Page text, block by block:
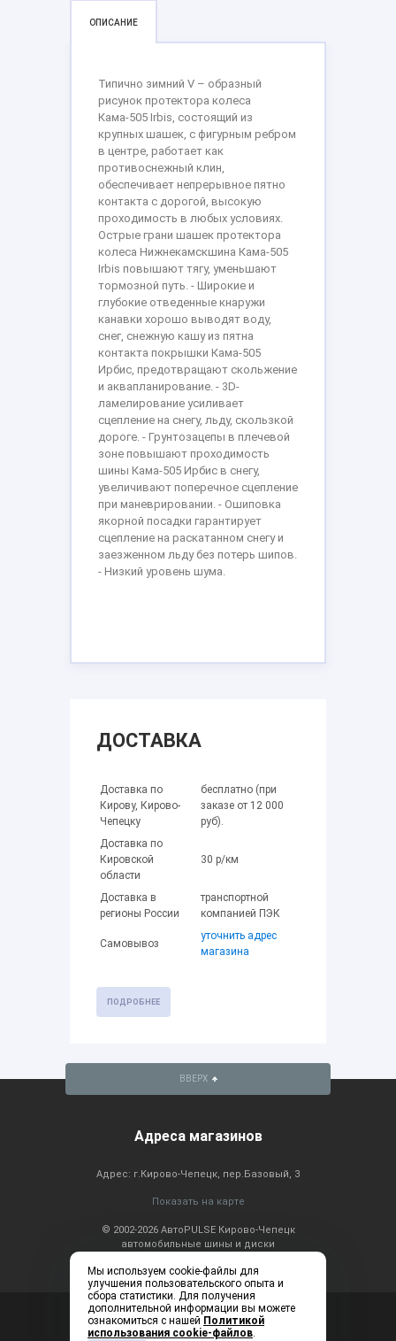
ОПИСАНИЕ
Типично зимний V – образный
рисунок протектора колеса
Кама-505 Irbis, состоящий из
крупных шашек, с фигурным ребром
в центре, работает как
противоснежный клин,
обеспечивает непрерывное пятно
контакта с дорогой, высокую
проходимость в любых условиях.
Острые грани шашек протектора
колеса Нижнекамскшина Кама-505
Irbis повышают тягу, уменьшают
тормозной путь. - Широкие и
глубокие отведенные кнаружи
канавки хорошо выводят воду,
снег, снежную кашу из пятна
контакта покрышки Кама-505
Ирбис, предотвращают скольжение
и аквапланирование. - 3D-
ламелирование усиливает
сцепление на снегу, льду, скользкой
дороге. - Грунтозацепы в плечевой
зоне повышают проходимость
шины Кама-505 Ирбис в снегу,
увеличивают поперечное сцепление
при маневрировании. - Ошиповка
якорной посадки гарантирует
сцепление на раскатанном снегу и
заезженном льду без потерь шипов.
- Низкий уровень шума.
ДОСТАВКА
Доставка по
Кирову, Кирово-
Чепецку
бесплатно (при
заказе от 12 000
руб).
Доставка по
Кировской
области
30 р/км
Доставка в
регионы России
транспортной
компанией ПЭК
Самовывоз
уточнить адрес
магазина
ПОДРОБНЕЕ
ВВЕРХ
Адреса магазинов
Адрес: г.Кирово-Чепецк, пер.Базовый, 3
Показать на карте
© 2002-2026 АвтоPULSE Кирово-Чепецк
автомобильные шины и диски
Консультация по
телефону: ежедневно с
+7 (83361) 2-20-60
Мы используем cookie-файлы для
улучшения пользовательского опыта и
сбора статистики. Для получения
дополнительной информации вы можете
ознакомиться с нашей Политикой
использования cookie-файлов.